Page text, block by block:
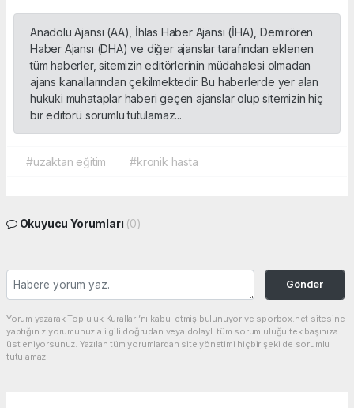
Anadolu Ajansı (AA), İhlas Haber Ajansı (İHA), Demirören
Haber Ajansı (DHA) ve diğer ajanslar tarafından eklenen
tüm haberler, sitemizin editörlerinin müdahalesi olmadan
ajans kanallarından çekilmektedir. Bu haberlerde yer alan
hukuki muhataplar haberi geçen ajanslar olup sitemizin hiç
bir editörü sorumlu tutulamaz...
#uzaktan eğitim #kronik hasta
Okuyucu Yorumları (0)
Gönder
Yorum yazarak Topluluk Kuralları’nı kabul etmiş bulunuyor ve sporbox.net sitesine
yaptığınız yorumunuzla ilgili doğrudan veya dolaylı tüm sorumluluğu tek başınıza
üstleniyorsunuz. Yazılan tüm yorumlardan site yönetimi hiçbir şekilde sorumlu
tutulamaz.